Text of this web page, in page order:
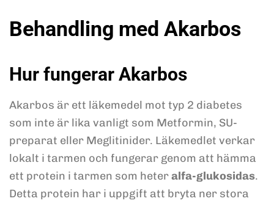
Behandling med Akarbos
Hur fungerar Akarbos
Akarbos är ett läkemedel mot typ 2 diabetes
som inte är lika vanligt som Metformin, SU-
preparat eller Meglitinider. Läkemedlet verkar
lokalt i tarmen och fungerar genom att hämma
ett protein i tarmen som heteralfa-glukosidas.
Detta protein har i uppgift att bryta ner stora